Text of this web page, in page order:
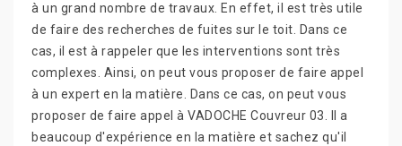
à un grand nombre de travaux. En effet, il est très utile
de faire des recherches de fuites sur le toit. Dans ce
cas, il est à rappeler que les interventions sont très
complexes. Ainsi, on peut vous proposer de faire appel
à un expert en la matière. Dans ce cas, on peut vous
proposer de faire appel à VADOCHE Couvreur 03. Il a
beaucoup d'expérience en la matière et sachez qu'il